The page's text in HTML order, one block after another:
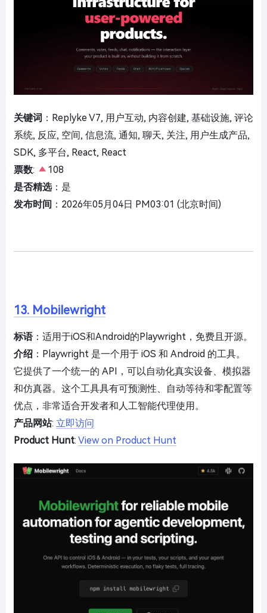
关键词 ：Replyke V7, 用户互动, 内容创建, 基础设施, 评论
系统, 反应, 空间, 信息流, 通知, 聊天, 关注, 用户生成产品,
SDK, 多平台, React, React
票数:
108
是否精选：是
发布时间 ：2026年05月04日 PM03:01 (北京时间)
13. Mobilewright
标语：适用于iOS和Android的Playwright，免费且开源。
介绍 ：Playwright 是一个用于 iOS 和 Android 的工具。
它提供了一个统一的 API，可以自动化真实设备、模拟器
和仿真器。这个工具具有可预测性、自动等待和零配置等
优点，非常适合开发者和人工智能代理使用。
产品网站: 立即访问
Product Hunt: View on Product Hunt